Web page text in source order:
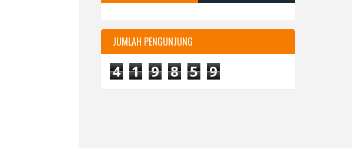
JUMLAH PENGUNJUNG
4 1 9 8 5 9